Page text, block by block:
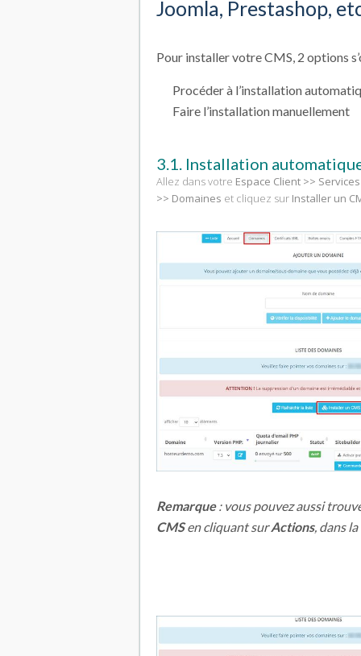
Joomla, Prestashop,
Pour installer votre CMS, 2 options
Procéder à l’installation
Faire l’installation manuellement
3.1. Installation
Allez dans votre Espace Client >>
>> Domaines et cliquez sur Installer un
Remarque: vous pouvez aussi
CMSen cliquant surActions, dans